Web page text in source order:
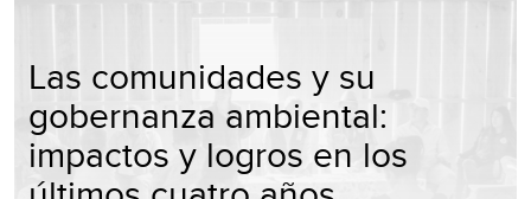
Las comunidades y su
gobernanza ambiental:
impactos y logros en los